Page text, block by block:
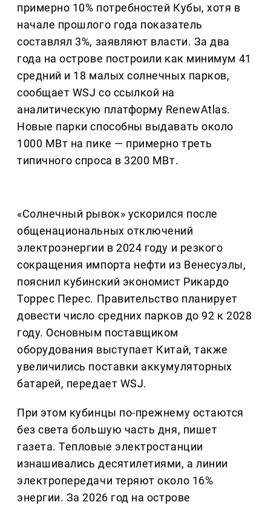
примерно 10% потребностей Кубы, хотя в
начале прошлого года показатель
составлял 3%, заявляют власти. За два
года на острове построили как минимум 41
средний и 18 малых солнечных парков,
сообщает WSJ со ссылкой на
аналитическую платформу RenewAtlas.
Новые парки способны выдавать около
1000 МВт на пике — примерно треть
типичного спроса в 3200 МВт.
«Солнечный рывок» ускорился после
общенациональных отключений
электроэнергии в 2024 году и резкого
сокращения импорта нефти из Венесуэлы,
пояснил кубинский экономист Рикардо
Торрес Перес. Правительство планирует
довести число средних парков до 92 к 2028
году. Основным поставщиком
оборудования выступает Китай, также
увеличились поставки аккумуляторных
батарей, передает WSJ.
При этом кубинцы по-прежнему остаются
без света большую часть дня, пишет
газета. Тепловые электростанции
изнашивались десятилетиями, а линии
электропередачи теряют около 16%
энергии. За 2026 год на острове